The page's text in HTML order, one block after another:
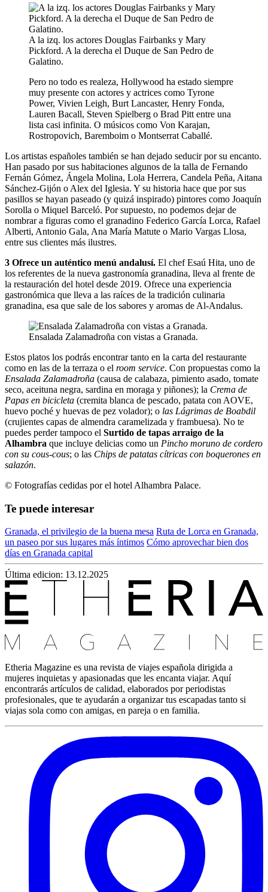
A la izq. los actores Douglas Fairbanks y Mary
Pickford. A la derecha el Duque de San Pedro de
Galatino.
Pero no todo es realeza, Hollywood ha estado siempre
muy presente con actores y actrices como Tyrone
Power, Vivien Leigh, Burt Lancaster, Henry Fonda,
Lauren Bacall, Steven Spielberg o Brad Pitt entre una
lista casi infinita. O músicos como Von Karajan,
Rostropovich, Baremboim o Montserrat Caballé.
Los artistas españoles también se han dejado seducir por su encanto.
Han pasado por sus habitaciones algunos de la talla de Fernando
Fernán Gómez, Ángela Molina, Lola Herrera, Candela Peña, Aitana
Sánchez-Gijón o Alex del Iglesia. Y su historia hace que por sus
pasillos se hayan paseado (y quizá inspirado) pintores como Joaquín
Sorolla o Miquel Barceló. Por supuesto, no podemos dejar de
nombrar a figuras como el granadino Federico García Lorca, Rafael
Alberti, Antonio Gala, Ana María Matute o Mario Vargas Llosa,
entre sus clientes más ilustres.
3 Ofrece un auténtico menú andalusí. El chef Esaú Hita, uno de
los referentes de la nueva gastronomía granadina, lleva al frente de
la restauración del hotel desde 2019. Ofrece una experiencia
gastronómica que lleva a las raíces de la tradición culinaria
granadina, esa que sale de los sabores y aromas de Al-Andalus.
Ensalada Zalamadroña con vistas a Granada.
Estos platos los podrás encontrar tanto en la carta del restaurante
como en las de la terraza o el room service. Con propuestas como la
Ensalada Zalamadroña (causa de calabaza, pimiento asado, tomate
seco, aceituna negra, sardina en moraga y piñones); la Crema de
Papas en bicicleta (cremita blanca de pescado, patata con AOVE,
huevo poché y huevas de pez volador); o las Lágrimas de Boabdil
(crujientes capas de almendra caramelizada y frambuesa). No te
puedes perder tampoco el Surtido de tapas arraigo de la
Alhambra que incluye delicias como un Pincho moruno de cordero
con su cous-cous; o las Chips de patatas cítricas con boquerones en
salazón.
© Fotografías cedidas por el hotel Alhambra Palace.
Te puede interesar
Granada, el privilegio de la buena mesa Ruta de Lorca en Granada,
un paseo por sus lugares más íntimos Cómo aprovechar bien dos
días en Granada capital
Última edicion: 13.12.2025
Etheria Magazine es una revista de viajes española dirigida a
mujeres inquietas y apasionadas que les encanta viajar. Aquí
encontrarás artículos de calidad, elaborados por periodistas
profesionales, que te ayudarán a organizar tus escapadas tanto si
viajas sola como con amigas, en pareja o en familia.